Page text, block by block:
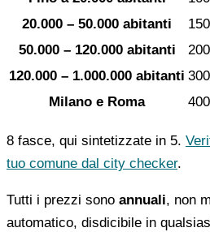
20.000 – 50.000 abitanti
50.000 – 120.000 abitanti
120.000 – 1.000.000 abitanti
Milano e Roma
8 fasce, qui sintetizzate in 5.
tuo comune dal city checker.
Tutti i prezzi sono annuali, non
automatico, disdicibile in